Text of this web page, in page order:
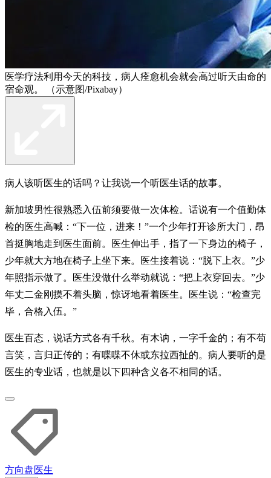
医学疗法利用今天的科技，病人痊愈机会就会高过听天由命的
宿命观。 （示意图/Pixabay）
病人该听医生的话吗？让我说一个听医生话的故事。
新加坡男性很熟悉入伍前须要做一次体检。话说有一个值勤体
检的医生高喊：“下一位，进来！”一个少年打开诊所大门，昂
首挺胸地走到医生面前。医生伸出手，指了一下身边的椅子，
少年就大方地在椅子上坐下来。医生接着说：“脱下上衣。”少
年照指示做了。医生没做什么举动就说：“把上衣穿回去。”少
年丈二金刚摸不着头脑，惊讶地看着医生。医生说：“检查完
毕，合格入伍。”
医生百态，说话方式各有千秋。有木讷，一字千金的；有不苟
言笑，言归正传的；有喋喋不休或东拉西扯的。病人要听的是
医生的专业话，也就是以下四种含义各不相同的话。
方向盘医生